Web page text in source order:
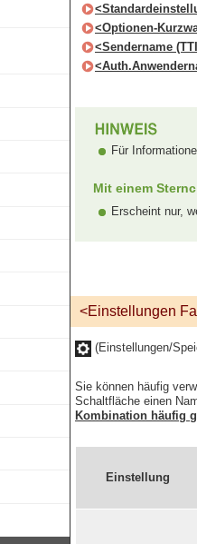
<Optionen-
<Sendername
Für
Mit einem
Erscheint nur,
<Einstellungen
(Einstellungen/
Sie können häufig
Schaltfläche einen
Kombination häufig
Einstellung